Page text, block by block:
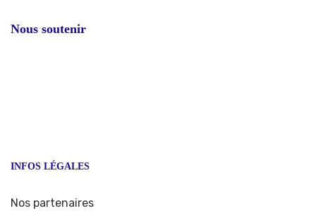
Nous soutenir
INFOS LÉGALES
Nos partenaires